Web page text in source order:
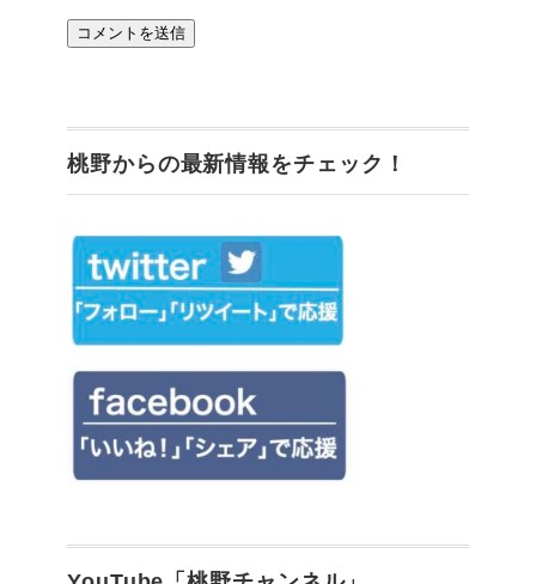
桃野からの最新情報をチェック！